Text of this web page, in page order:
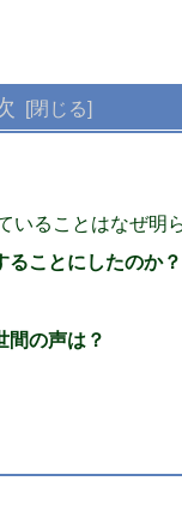
いることはなぜ明
ることにしたのか？
間の声は？